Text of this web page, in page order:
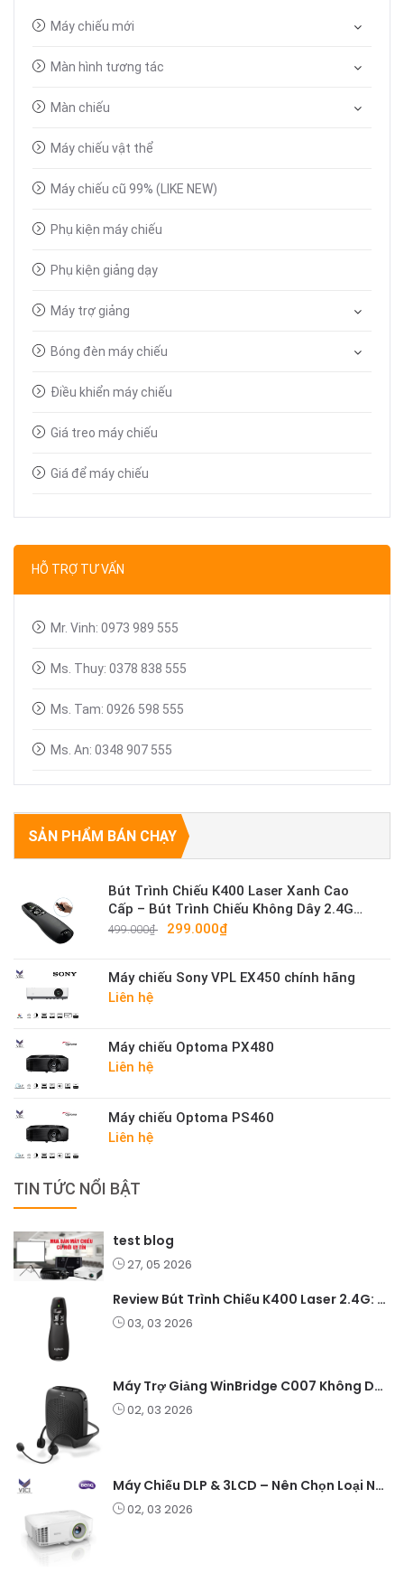
Máy chiếu mới
Màn hình tương tác
Màn chiếu
Máy chiếu vật thể
Máy chiếu cũ 99% (LIKE NEW)
Phụ kiện máy chiếu
Phụ kiện giảng dạy
Máy trợ giảng
Bóng đèn máy chiếu
Điều khiển máy chiếu
Giá treo máy chiếu
Giá để máy chiếu
Bút trình chiếu
Linh kiện máy chiếu
HỖ TRỢ TƯ VẤN
Mr. Vinh: 0973 989 555
Ms. Thuy: 0378 838 555
Ms. Tam: 0926 598 555
Ms. An: 0348 907 555
SẢN PHẨM BÁN CHẠY
Bút Trình Chiếu K400 Laser Xanh Cao
Cấp – Bút Trình Chiếu Không Dây 2.4G
Sáng Mạnh
499.000₫ 299.000₫
Máy chiếu Sony VPL EX450 chính hãng
Liên hệ
Máy chiếu Optoma PX480
Liên hệ
Máy chiếu Optoma PS460
Liên hệ
TIN TỨC NỔI BẬT
test blog
27, 05 2026
Review Bút Trình Chiếu K400 Laser 2.4G: Nhỏ Gọn, Ổn Định, Lý Tưởng Cho Giáo Viên Và Doanh Nghiệp
03, 03 2026
Máy Trợ Giảng WinBridge C007 Không Dây – Pin Lâu, Âm Thanh Rõ
02, 03 2026
Máy Chiếu DLP & 3LCD – Nên Chọn Loại Nào Cho Văn Phòng & Giải Trí?
02, 03 2026